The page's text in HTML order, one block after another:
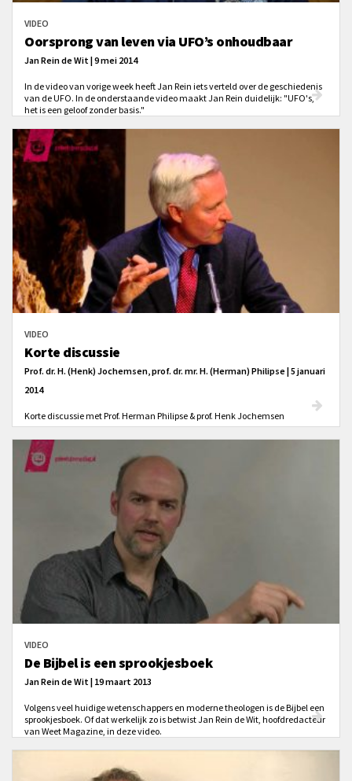
VIDEO
Oorsprong van leven via UFO’s onhoudbaar
Jan Rein de Wit | 9 mei 2014
In de video van vorige week heeft Jan Rein iets verteld over de geschiedenis
van de UFO. In de onderstaande video maakt Jan Rein duidelijk: "UFO's,
het is een geloof zonder basis."
VIDEO
Korte discussie
Prof. dr. H. (Henk) Jochemsen, prof. dr. mr. H. (Herman) Philipse | 5 januari
2014
Korte discussie met Prof. Herman Philipse & prof. Henk Jochemsen
VIDEO
De Bijbel is een sprookjesboek
Jan Rein de Wit | 19 maart 2013
Volgens veel huidige wetenschappers en moderne theologen is de Bijbel een
sprookjesboek. Of dat werkelijk zo is betwist Jan Rein de Wit, hoofdredacteur
van Weet Magazine, in deze video.